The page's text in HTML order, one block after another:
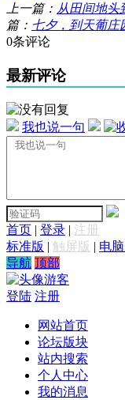
上一篇： 从田间地头
篇： 七夕，到天葡庄
0条评论
最新评论
我也说一句
首页 | 登录 | 注册
标准版 | 触屏版 | 电
导航 顶部
游客
登陆 注册
网站首页
论坛版块
站内搜索
个人中心
我的消息